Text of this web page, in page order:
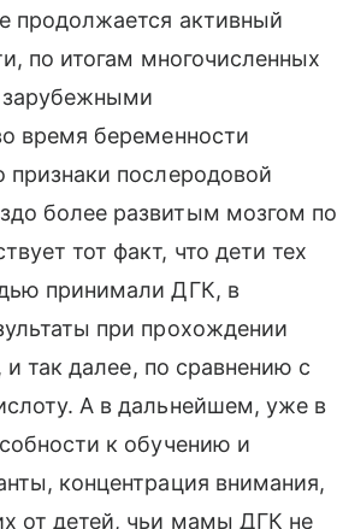
продолжается активный
по итогам многочисленных
зарубежными
время беременности
признаки послеродовой
более развитым мозгом по
тот факт, что дети тех
принимали ДГК, в
при прохождении
так далее, по сравнению с
А в дальнейшем, уже в
к обучению и
концентрация внимания,
от детей, чьи мамы ДГК не